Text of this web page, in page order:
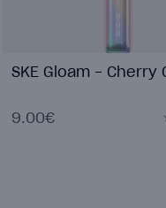
SKE Gloam - Cherry
9.00€